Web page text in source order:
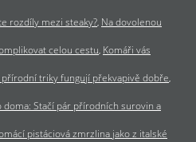
rozdíly mezi steaky? Na dovolenou
celou cestu Komáři vás
triky fungují překvapivě dobře
Stačí pár přírodních surovin a
pistáciová zmrzlina jako z italské